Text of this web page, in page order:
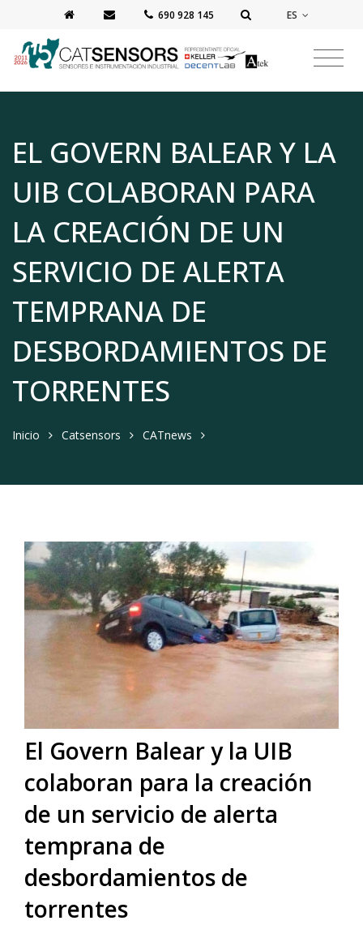
‭690 928 145‬ ES
EL GOVERN BALEAR Y LA
UIB COLABORAN PARA
LA CREACIÓN DE UN
SERVICIO DE ALERTA
TEMPRANA DE
DESBORDAMIENTOS DE
TORRENTES
Inicio Catsensors CATnews
El Govern Balear y la UIB
colaboran para la creación
de un servicio de alerta
temprana de
desbordamientos de
torrentes